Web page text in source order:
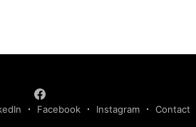
Facebook Instagram Contact